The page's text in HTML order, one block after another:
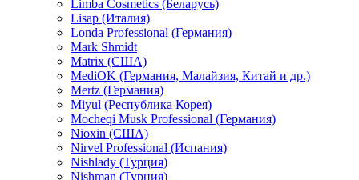
Limba Cosmetics (Беларусь)
Lisap (Италия)
Londa Professional (Германия)
Mark Shmidt
Matrix (США)
MediOK (Германия, Малайзия, Китай и др.)
Mertz (Германия)
Miyul (Республика Корея)
Mocheqi Musk Professional (Германия)
Nioxin (США)
Nirvel Professional (Испания)
Nishlady (Турция)
Nishman (Турция)